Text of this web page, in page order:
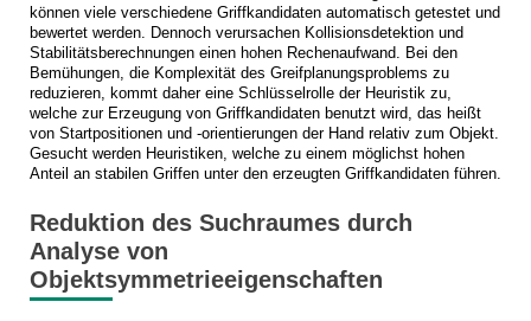
können viele verschiedene Griffkandidaten automatisch getestet und
bewertet werden. Dennoch verursachen Kollisionsdetektion und
Stabilitätsberechnungen einen hohen Rechenaufwand. Bei den
Bemühungen, die Komplexität des Greifplanungsproblems zu
reduzieren, kommt daher eine Schlüsselrolle der Heuristik zu,
welche zur Erzeugung von Griffkandidaten benutzt wird, das heißt
von Startpositionen und -orientierungen der Hand relativ zum Objekt.
Gesucht werden Heuristiken, welche zu einem möglichst hohen
Anteil an stabilen Griffen unter den erzeugten Griffkandidaten führen.
Reduktion des Suchraumes durch
Analyse von
Objektsymmetrieeigenschaften